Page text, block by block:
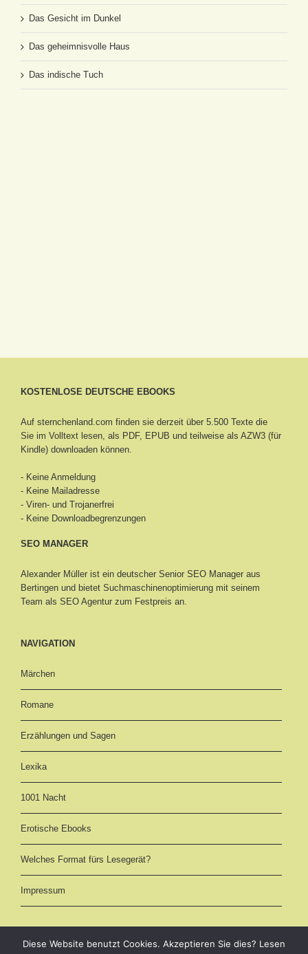
Das Gesicht im Dunkel
Das geheimnisvolle Haus
Das indische Tuch
KOSTENLOSE DEUTSCHE EBOOKS
Auf sternchenland.com finden sie derzeit über 5.500 Texte die
Sie im Volltext lesen, als PDF, EPUB und teilweise als AZW3 (für
Kindle) downloaden können.
- Keine Anmeldung
- Keine Mailadresse
- Viren- und Trojanerfrei
- Keine Downloadbegrenzungen
SEO MANAGER
Alexander Müller ist ein deutscher Senior SEO Manager aus
Bertingen und bietet Suchmaschinenoptimierung mit seinem
Team als SEO Agentur zum Festpreis an.
NAVIGATION
Märchen
Romane
Erzählungen und Sagen
Lexika
1001 Nacht
Erotische Ebooks
Welches Format fürs Lesegerät?
Impressum
Diese Website benutzt Cookies. Akzeptieren Sie dies? Lesen